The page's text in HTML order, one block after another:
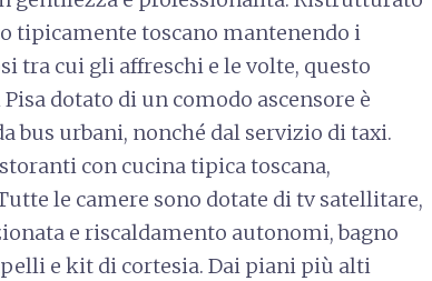
tipicamente toscano mantenendo i
tra cui gli affreschi e le volte, questo
dotato di un comodo ascensore è
bus urbani, nonché dal servizio di taxi.
con cucina tipica toscana,
le camere sono dotate di tv satellitare,
e riscaldamento autonomi, bagno
e kit di cortesia. Dai piani più alti